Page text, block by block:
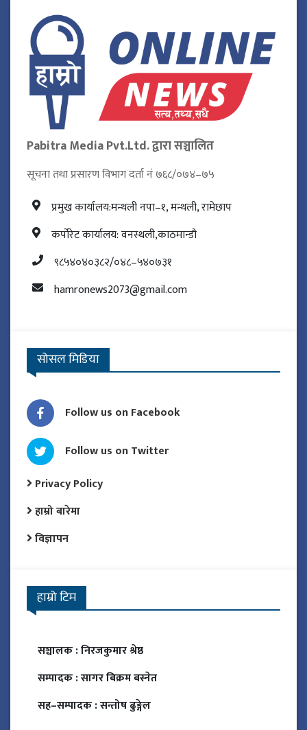
Pabitra Media Pvt.Ltd. द्वारा सञ्चालित
सूचना तथा प्रसारण विभाग दर्ता नं ७६८/०७४–७५
प्रमुख कार्यालय:मन्थली नपा–१, मन्थली, रामेछाप
कर्पोरेट कार्यालय: वनस्थली,काठमान्डौ
९८५४०४०३८२/०४८–५४०७३१
hamronews2073@gmail.com
सोसल मिडिया
Follow us on Facebook
Follow us on Twitter
Privacy Policy
हाम्रो बारेमा
विज्ञापन
हाम्रो टिम
सञ्चालक :निरजकुमार श्रेष्ठ
सम्पादक :सागर बिक्रम बस्नेत
सह–सम्पादक :सन्तोष ढुङ्गेल